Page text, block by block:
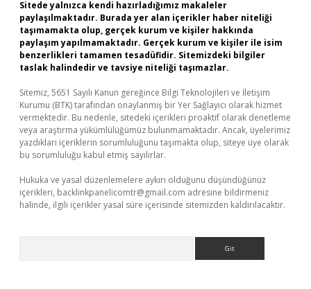
Sitede yalnızca kendi hazırladığımız makaleler
paylaşılmaktadır. Burada yer alan içerikler haber niteliği
taşımamakta olup, gerçek kurum ve kişiler hakkında
paylaşım yapılmamaktadır. Gerçek kurum ve kişiler ile isim
benzerlikleri tamamen tesadüfidir. Sitemizdeki bilgiler
taslak halindedir ve tavsiye niteliği taşımazlar.
Sitemiz, 5651 Sayılı Kanun gereğince Bilgi Teknolojileri ve İletişim
Kurumu (BTK) tarafından onaylanmış bir Yer Sağlayıcı olarak hizmet
vermektedir. Bu nedenle, sitedeki içerikleri proaktif olarak denetleme
veya araştırma yükümlülüğümüz bulunmamaktadır. Ancak, üyelerimiz
yazdıkları içeriklerin sorumluluğunu taşımakta olup, siteye üye olarak
bu sorumluluğu kabul etmiş sayılırlar.
Hukuka ve yasal düzenlemelere aykırı olduğunu düşündüğünüz
içerikleri, backlinkpanelicomtr@gmail.com adresine bildirmeniz
halinde, ilgili içerikler yasal süre içerisinde sitemizden kaldırılacaktır.